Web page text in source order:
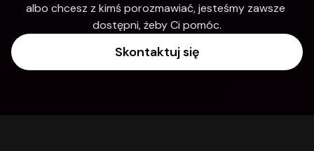
albo chcesz z kimś porozmawiać, jesteśmy zawsze
dostępni, żeby Ci pomóc.
Skontaktuj się